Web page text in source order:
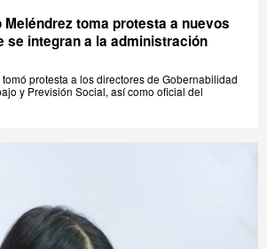
Meléndrez toma protesta a nuevos
se integran a la administración
protesta a los directores de Gobernabilidad
y Previsión Social, así como oficial del